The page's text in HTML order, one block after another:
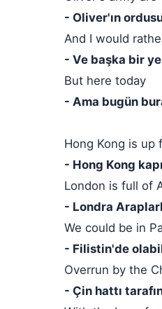
- Oliver'ın
And I would
- Ve başka bir
But here today
- Ama bugün
Hong Kong is up
- Hong Kong
London is full of
- Londra
We could be in
- Filistin'de
Overrun by the
- Çin hattı